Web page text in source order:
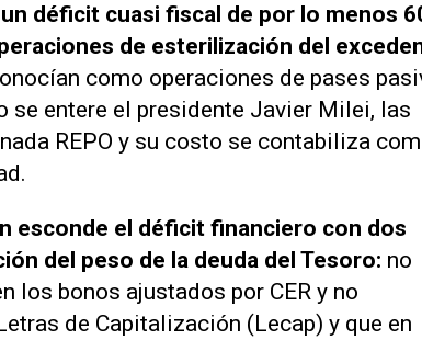
déficit cuasi fiscal de por lo menos
de esterilización del
como operaciones de pases
se entere el presidente Javier Milei, las
REPO y su costo se contabiliza
esconde el déficit financiero con dos
del peso de la deuda del Tesoro: no
los bonos ajustados por CER y no
de Capitalización (Lecap) y que en